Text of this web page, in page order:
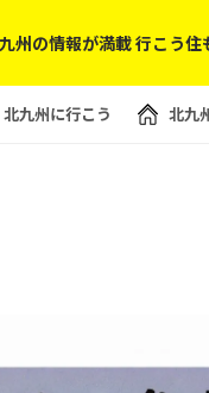
州の情報が満載 行こう住
北九州に行こう 北九